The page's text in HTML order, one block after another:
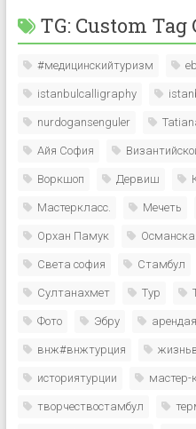
TG: Custom Tag
#медицинскийтуризм
istanbulcalligraphy
nurdogansenguler
Айя София
Воркшоп Дервиш
Мастеркласс. Мечеть
Орхан Памук
Света софия Стамбул
Султанахмет Тур
Фото Эбру
внж#внжтурция
историятурции мастер-
творчествостамбул